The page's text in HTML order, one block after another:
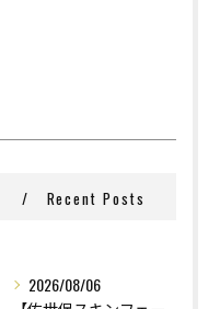
Recent Posts
2026/08/06